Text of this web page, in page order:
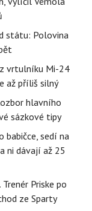
státu: Polovina
vrtulníku Mi-24
až příliš silný
hlavního
sázkové tipy
babičce, sedí na
ni dávají až 25
Priske po
ze Sparty